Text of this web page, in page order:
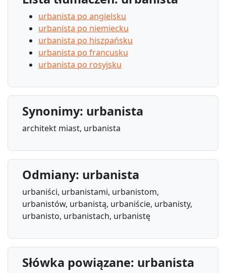
urbanista po angielsku
urbanista po niemiecku
urbanista po hiszpańsku
urbanista po francusku
urbanista po rosyjsku
Synonimy: urbanista
architekt miast, urbanista
Odmiany: urbanista
urbaniści, urbanistami, urbanistom,
urbanistów, urbanistą, urbaniście, urbanisty,
urbanisto, urbanistach, urbanistę
Słówka powiązane: urbanista